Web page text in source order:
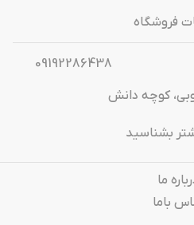
فروشگاه
09192286438
کوچه دانش
بشناسید
ما
باما